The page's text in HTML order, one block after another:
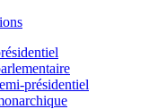
présidentiel